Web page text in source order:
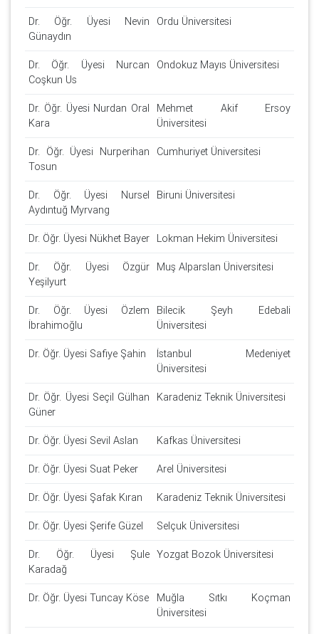
Dr. Öğr. Üyesi Nevin
Günaydın
Ordu Üniversitesi
Dr. Öğr. Üyesi Nurcan
Coşkun Us
Ondokuz Mayıs Üniversitesi
Dr. Öğr. Üyesi Nurdan Oral
Kara
Mehmet Akif Ersoy
Üniversitesi
Dr. Öğr. Üyesi Nurperihan
Tosun
Cumhuriyet Üniversitesi
Dr. Öğr. Üyesi Nursel
Aydıntuğ Myrvang
Biruni Üniversitesi
Dr. Öğr. Üyesi Nükhet Bayer Lokman Hekim Üniversitesi
Dr. Öğr. Üyesi Özgür
Yeşilyurt
Muş Alparslan Üniversitesi
Dr. Öğr. Üyesi Özlem
İbrahimoğlu
Bilecik Şeyh Edebali
Üniversitesi
Dr. Öğr. Üyesi Safiye Şahin
İstanbul Medeniyet
Üniversitesi
Dr. Öğr. Üyesi Seçil Gülhan
Güner
Karadeniz Teknik Üniversitesi
Dr. Öğr. Üyesi Sevil Aslan Kafkas Üniversitesi
Dr. Öğr. Üyesi Suat Peker Arel Üniversitesi
Dr. Öğr. Üyesi Şafak Kıran Karadeniz Teknik Üniversitesi
Dr. Öğr. Üyesi Şerife Güzel Selçuk Üniversitesi
Dr. Öğr. Üyesi Şule
Karadağ
Yozgat Bozok Üniversitesi
Dr. Öğr. Üyesi Tuncay Köse
Muğla Sıtkı Koçman
Üniversitesi